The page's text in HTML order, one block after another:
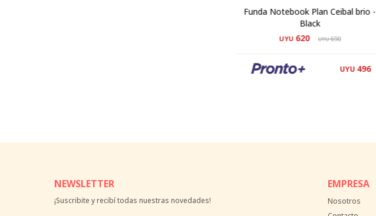
Funda Notebook Plan Ceibal brio -
Black
UYU 620 UYU690
UYU 496
EMPRESA
Nosotros
NEWSLETTER
¡Suscribite y recibí todas nuestras novedades!